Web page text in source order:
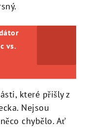
vs.
které přišly z
Nejsou
chybělo. Ať